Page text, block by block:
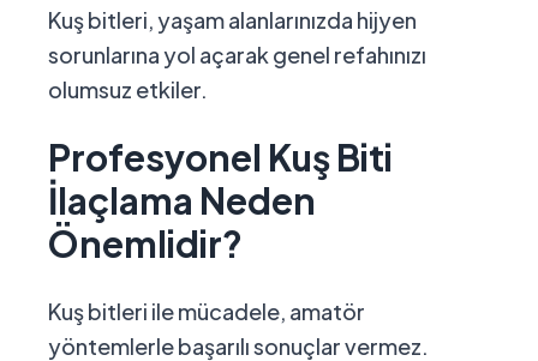
Kuş bitleri, yaşam alanlarınızda hijyen
sorunlarına yol açarak genel refahınızı
olumsuz etkiler.
Profesyonel Kuş Biti
İlaçlama Neden
Önemlidir?
Kuş bitleri ile mücadele, amatör
yöntemlerle başarılı sonuçlar vermez.